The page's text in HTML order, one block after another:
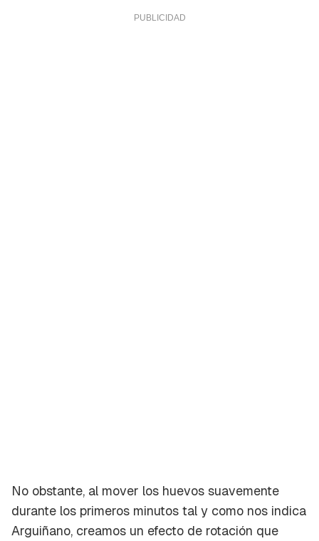
No obstante, al mover los huevos suavemente
durante los primeros minutos tal y como nos indica
Arguiñano, creamos un efecto de rotación que